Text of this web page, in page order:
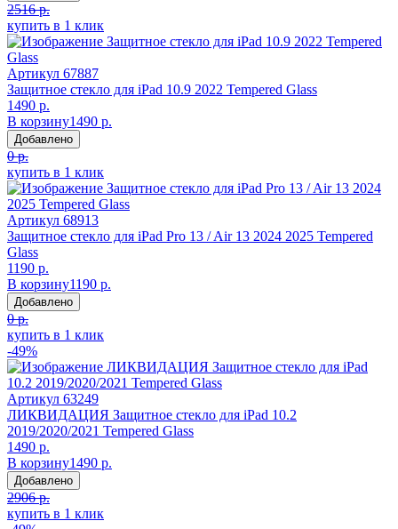
2516 р.
купить в 1 клик
Артикул 67887
Защитное стекло для iPad 10.9 2022 Tempered Glass
1490 р.
В корзину1490 р.
Добавлено
0 р.
купить в 1 клик
Артикул 68913
Защитное стекло для iPad Pro 13 / Air 13 2024 2025 Tempered
Glass
1190 р.
В корзину1190 р.
Добавлено
0 р.
купить в 1 клик
-49%
Артикул 63249
ЛИКВИДАЦИЯ Защитное стекло для iPad 10.2
2019/2020/2021 Tempered Glass
1490 р.
В корзину1490 р.
Добавлено
2906 р.
купить в 1 клик